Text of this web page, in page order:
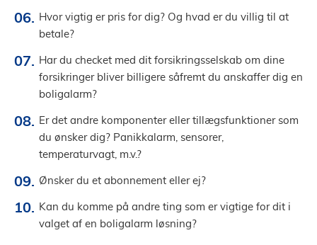
Hvor vigtig er pris for dig? Og hvad er du villig til at
betale?
Har du checket med dit forsikringsselskab om dine
forsikringer bliver billigere såfremt du anskaffer dig en
boligalarm?
Er det andre komponenter eller tillægsfunktioner som
du ønsker dig? Panikkalarm, sensorer,
temperaturvagt, m.v.?
Ønsker du et abonnement eller ej?
Kan du komme på andre ting som er vigtige for dit i
valget af en boligalarm løsning?